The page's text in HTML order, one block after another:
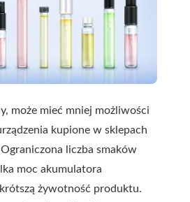
może mieć mniej możliwości
kupione w sklepach
liczba smaków
moc akumulatora
krótszą żywotność produktu.